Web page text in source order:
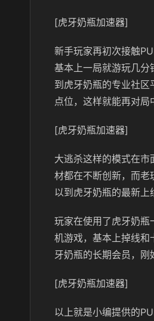
[虎牙奶瓶加速器]
新手玩家再初次接触
基本上一局就游玩几分
到虎牙奶瓶的专业社
点位，这样就能再对局
[虎牙奶瓶加速器]
大逃杀这样的模式在
材都在不断创新，而老
以到虎牙奶瓶的最新上
玩家在使用了虎牙奶瓶
机游戏，基本上掉线和
牙奶瓶的长期会员，刚
[虎牙奶瓶加速器]
以上就是小编提供的